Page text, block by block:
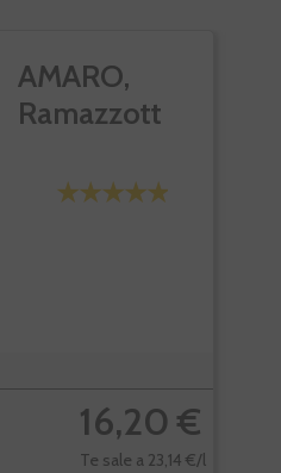
AMARO,
Ramazzott
16,20 €
Te sale a 23,14 €/l